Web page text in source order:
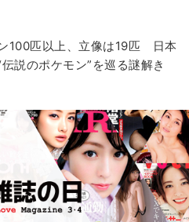
100匹以上、立像は19匹 日本
説のポケモン”を巡る謎解き